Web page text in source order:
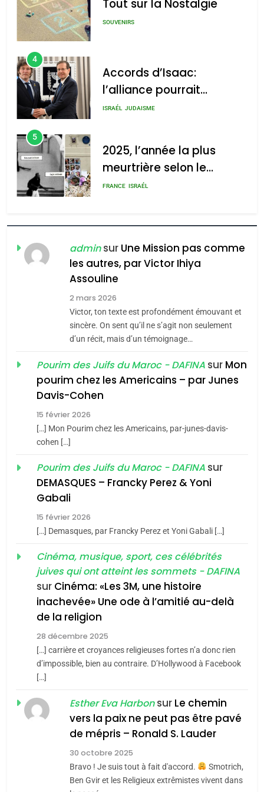
: Haim Zach /
GPO
2025, l’année la plus
meurtrière selon le rapport
l’antisémitisme
admin 0
Tout sur la Nostalgie
SOUVENIRS
4
Accords d’Isaac:
l’alliance pourrait
s’étendre à 13 pays
ISRAÉL JUDAISME
5
2025, l’année la plus
meurtrière selon le
rapport d’ADL contre
FRANCE ISRAÉL
FIÈRE, DIGNE ET RÉSILIENTE :
POURQUOI JE REVENDIQUE
MA JUDAÏTE par Thérèse
Zrihen-Dvir
ISRAÉL JUDAISME
CE QUI NOUS MANQUE –
Jacques Hadida
JUDAISME
Maroc : Les amandes de
Tafraout, le miel de Tadla
du terroir
Oeil ravageur – Vanessa
De Loya Stauber
«Tu dis génocide, je dis
guerre»: La nouvelle
chanson de Boy George
ISRAÉL JUDAISME
Accords d’Isaac:
l’alliance pourrait
s’étendre à 13 pays
d’Amérique latine
ISRAÉL JUDAISME
2025, l’année la plus
adminsur Une Mission pas comme
les autres, par Victor Ihiya
Assouline
2 mars 2026
Victor, ton texte est profondément émouvant et
sincère. On sent qu’il ne s’agit non seulement
d’un récit, mais d’un témoignage…
Pourim des Juifs du Maroc - DAFINA sur Mon
pourim chez les Americains – par Junes
Davis-Cohen
15 février 2026
[…] Mon Pourim chez les Americains, par-junes-davis-
cohen […]
Pourim des Juifs du Maroc - DAFINA sur
DEMASQUES – Francky Perez & Yoni
Gabali
15 février 2026
[…] Demasques, par Francky Perez et Yoni Gabali […]
Cinéma, musique, sport, ces célébrités
juives qui ont atteint les sommets - DAFINA
sur Cinéma: «Les 3M, une histoire
inachevée» Une ode à l’amitié au-delà
de la religion
28 décembre 2025
[…] carrière et croyances religieuses fortes n’a donc rien
d’impossible, bien au contraire. D’Hollywood à Facebook
[…]
Esther Eva Harbonsur Le chemin
vers la paix ne peut pas être pavé
de mépris – Ronald S. Lauder
30 octobre 2025
Bravo ! Je suis tout à fait d'accord.
Smotrich,
Ben Gvir et les Religieux extrêmistes vivent dans
meurtrière selon le rapport
l’antisémitisme
FIÈRE, DIGNE ET RÉSILIENTE :
POURQUOI JE REVENDIQUE
MA JUDAÏTE par Thérèse
Zrihen-Dvir
ISRAÉL
CE QUI NOUS MANQUE –
JUDAISME
Maroc : Les amandes de
Tafraout, le miel de Tadla
Azilal consacrés produits
DAFINA MAROC